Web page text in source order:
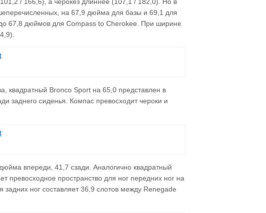
на 67,9 дюйма для базы и 69,1 для
67,8 дюймов для Compass to Cherokee. При ширине
квадратный Bronco Sport на 65,0 представлен в
заднего сиденья. Компас превосходит чероки и
впереди, 41,7 сзади. Аналогично квадратный
пространство для ног передних ног на
ног составляет 36,9 слотов между Renegade